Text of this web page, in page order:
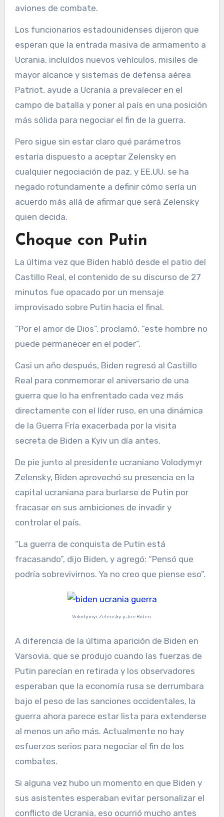
aviones de combate.
Los funcionarios estadounidenses dijeron que
esperan que la entrada masiva de armamento a
Ucrania, incluídos nuevos vehículos, misiles de
mayor alcance y sistemas de defensa aérea
Patriot, ayude a Ucrania a prevalecer en el
campo de batalla y poner al país en una posición
más sólida para negociar el fin de la guerra.
Pero sigue sin estar claro qué parámetros
estaría dispuesto a aceptar Zelensky en
cualquier negociación de paz, y EE.UU. se ha
negado rotundamente a definir cómo sería un
acuerdo más allá de afirmar que será Zelensky
quien decida.
Choque con Putin
La última vez que Biden habló desde el patio del
Castillo Real, el contenido de su discurso de 27
minutos fue opacado por un mensaje
improvisado sobre Putin hacia el final.
“Por el amor de Dios”, proclamó, “este hombre no
puede permanecer en el poder”.
Casi un año después, Biden regresó al Castillo
Real para conmemorar el aniversario de una
guerra que lo ha enfrentado cada vez más
directamente con el líder ruso, en una dinámica
de la Guerra Fría exacerbada por la visita
secreta de Biden a Kyiv un día antes.
De pie junto al presidente ucraniano Volodymyr
Zelensky, Biden aprovechó su presencia en la
capital ucraniana para burlarse de Putin por
fracasar en sus ambiciones de invadir y
controlar el país.
“La guerra de conquista de Putin está
fracasando”, dijo Biden, y agregó: “Pensó que
podría sobrevivirnos. Ya no creo que piense eso”.
Volodymyr Zelensky y Joe Biden.
A diferencia de la última aparición de Biden en
Varsovia, que se produjo cuando las fuerzas de
Putin parecían en retirada y los observadores
esperaban que la economía rusa se derrumbara
bajo el peso de las sanciones occidentales, la
guerra ahora parece estar lista para extenderse
al menos un año más. Actualmente no hay
esfuerzos serios para negociar el fin de los
combates.
Si alguna vez hubo un momento en que Biden y
sus asistentes esperaban evitar personalizar el
conflicto de Ucrania, eso ocurrió mucho antes